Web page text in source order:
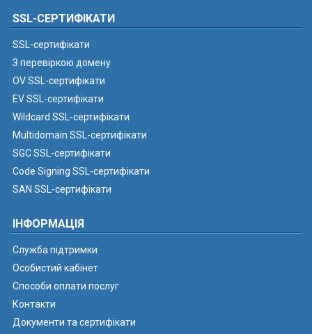
SSL-СЕРТИФІКАТИ
SSL-сертифікати
З перевіркою домену
OV SSL-сертифікати
EV SSL-сертифікати
Wildcard SSL-сертифікати
Multidomain SSL-сертифікати
SGC SSL-сертифікати
Code Signing SSL-сертифікати
SAN SSL-сертифікати
ІНФОРМАЦІЯ
Служба підтримки
Особистий кабінет
Способи оплати послуг
Контакти
Документи та сертифікати